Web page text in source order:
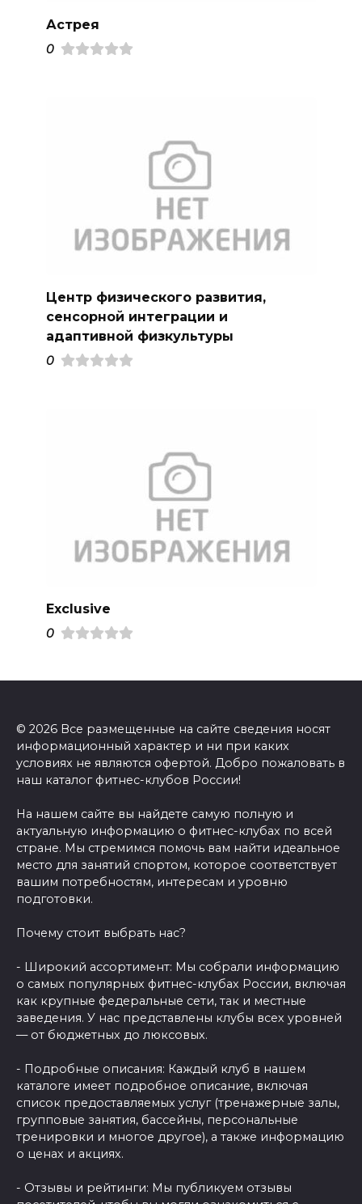
Астрея
0
Центр физического развития,
сенсорной интеграции и
адаптивной физкультуры
0
Exclusive
0
© 2026 Все размещенные на сайте сведения носят
информационный характер и ни при каких
условиях не являются офертой. Добро пожаловать в
наш каталог фитнес-клубов России!
На нашем сайте вы найдете самую полную и
актуальную информацию о фитнес-клубах по всей
стране. Мы стремимся помочь вам найти идеальное
место для занятий спортом, которое соответствует
вашим потребностям, интересам и уровню
подготовки.
Почему стоит выбрать нас?
- Широкий ассортимент: Мы собрали информацию
о самых популярных фитнес-клубах России, включая
как крупные федеральные сети, так и местные
заведения. У нас представлены клубы всех уровней
— от бюджетных до люксовых.
- Подробные описания: Каждый клуб в нашем
каталоге имеет подробное описание, включая
список предоставляемых услуг (тренажерные залы,
групповые занятия, бассейны, персональные
тренировки и многое другое), а также информацию
о ценах и акциях.
- Отзывы и рейтинги: Мы публикуем отзывы